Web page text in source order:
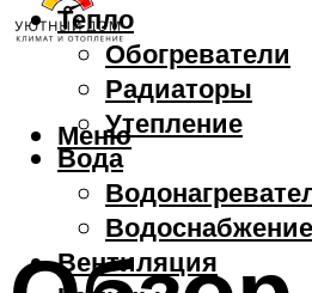
Тепло
Обогреватели
Радиаторы
Утепление
Вода
Водоснабжение
Вентиляция
Меню